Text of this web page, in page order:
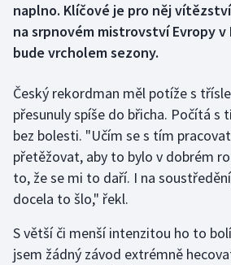
Dostihy
Florbal
Futsal
Golf
Gymnastika
Jezdectví
naplno. Klíčové je pro něj
na srpnovém mistrovství Evropy
bude vrcholem sezony.
Český rekordman měl potíže s
přesunuly spíše do břicha. Počítá s
bez bolesti. "Učím se s tím
přetěžovat, aby to bylo v dobrém
to, že se mi to daří. I na
docela to šlo," řekl.
S větší či menší intenzitou ho to
jsem žádný závod extrémně